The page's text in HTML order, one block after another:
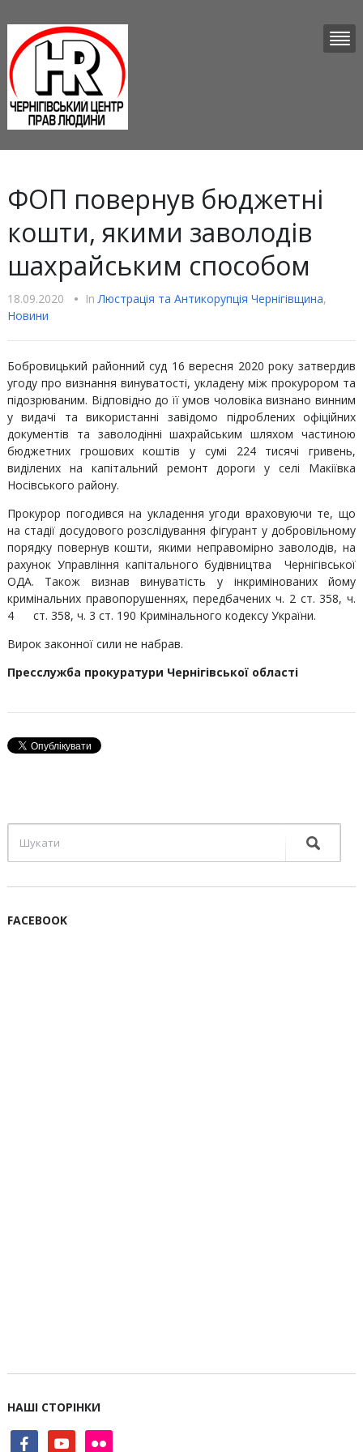
ФОП повернув бюджетні
кошти, якими заволодів
шахрайським способом
18.09.2020 • InЛюстрацiя та Антикорупцiя Чернігівщина,
Новини
Бобровицький районний суд 16 вересня 2020 року затвердив
угоду про визнання винуватості, укладену між прокурором та
підозрюваним. Відповідно до її умов чоловіка визнано винним
у видачі та використанні завідомо підроблених офіційних
документів та заволодінні шахрайським шляхом частиною
бюджетних грошових коштів у сумі 224 тисячі гривень,
виділених на капітальний ремонт дороги у селі Макіївка
Носівського району.
Прокурор погодився на укладення угоди враховуючи те, що
на стадії досудового розслідування фігурант у добровільному
порядку повернув кошти, якими неправомірно заволодів, на
рахунок Управління капітального будівництва Чернігівської
ОДА. Також визнав винуватість у інкримінованих йому
кримінальних правопорушеннях, передбачених ч. 2 ст. 358, ч.
4 ст. 358, ч. 3 ст. 190 Кримінального кодексу України.
Вирок законної сили не набрав.
Пресслужба прокуратури Чернігівської області
FACEBOOK
НАШІ СТОРІНКИ
facebookyoutube flickr